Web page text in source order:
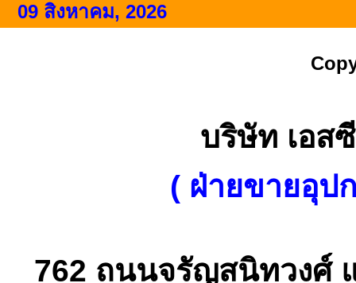
09 สิงหาคม, 2026
บริษัท เอส
( ฝ่ายขายอุป
762 ถนนจรัญสนิทวงศ์